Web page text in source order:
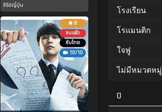
ซีรีย์ญี่ปุ่น
8
จบแล้ว
ซับไทย
10/10
โรงเรียน
โรแมนติก
ใจฟู
ไม่มีหมวดหมู่
ปี